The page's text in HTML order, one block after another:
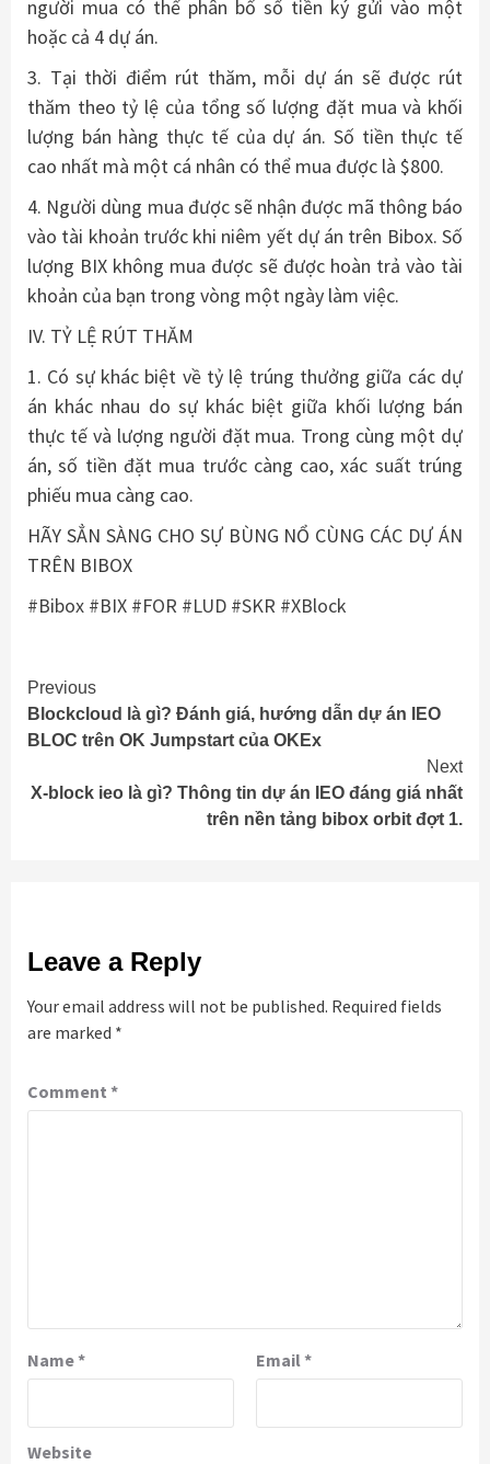
người mua có thể phân bổ số tiền ký gửi vào một
hoặc cả 4 dự án.
3. Tại thời điểm rút thăm, mỗi dự án sẽ được rút
thăm theo tỷ lệ của tổng số lượng đặt mua và khối
lượng bán hàng thực tế của dự án. Số tiền thực tế
cao nhất mà một cá nhân có thể mua được là $800.
4. Người dùng mua được sẽ nhận được mã thông báo
vào tài khoản trước khi niêm yết dự án trên Bibox. Số
lượng BIX không mua được sẽ được hoàn trả vào tài
khoản của bạn trong vòng một ngày làm việc.
IV. TỶ LỆ RÚT THĂM
1. Có sự khác biệt về tỷ lệ trúng thưởng giữa các dự
án khác nhau do sự khác biệt giữa khối lượng bán
thực tế và lượng người đặt mua. Trong cùng một dự
án, số tiền đặt mua trước càng cao, xác suất trúng
phiếu mua càng cao.
HÃY SẲN SÀNG CHO SỰ BÙNG NỔ CÙNG CÁC DỰ ÁN
TRÊN BIBOX
#Bibox #BIX #FOR #LUD #SKR #XBlock
Continue
Reading
Previous
Blockcloud là gì? Đánh giá, hướng dẫn dự án IEO
BLOC trên OK Jumpstart của OKEx
Next
X-block ieo là gì? Thông tin dự án IEO đáng giá nhất
trên nền tảng bibox orbit đợt 1.
Leave a Reply
Your email address will not be published. Required fields
are marked *
Comment *
Name* Email *
Website